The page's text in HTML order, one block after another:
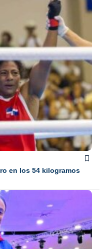
en los 54 kilogramos